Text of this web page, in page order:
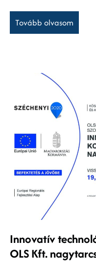
Tovább olvasom
Innovatív
OLS Kft.